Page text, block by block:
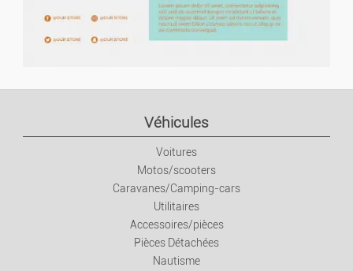
Films
Livres/Magazines
Véhicules
Voitures
Motos/scooters
Caravanes/Camping-cars
Utilitaires
Accessoires/pièces
Pièces Détachées
Nautisme